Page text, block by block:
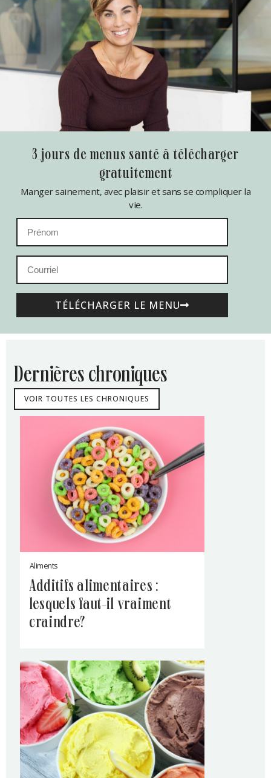
3 jours de menus santé à télécharger
gratuitement
Manger sainement, avec plaisir et sans se compliquer la
vie.
TÉLÉCHARGER LE MENU
dernières chroniques
VOIR TOUTES LES CHRONIQUES
Aliments
additifs alimentaires :
lesquels faut-il vraiment
craindre?